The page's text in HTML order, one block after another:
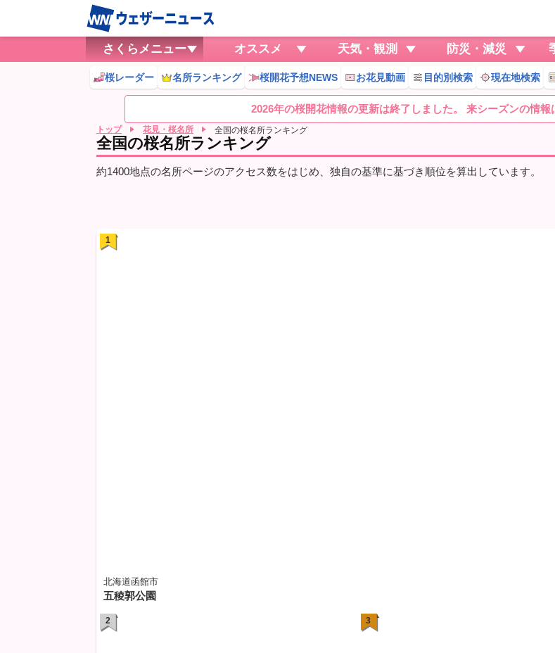
さくらメニュー オススメ 天気・観測 防災・減災
桜レーダー 名所ランキング 桜開花予想NEWS お花見動画 目的別検索 現在地検索
2026年の桜開花情報の更新は終了しました。 来シーズンの情報
トップ 花見・桜名所 全国の桜名所ランキング
全国の桜名所ランキング
約1400地点の名所ページのアクセス数をはじめ、独自の基準に基づき順位を算出しています。
1
北海道函館市
五稜郭公園
2 3